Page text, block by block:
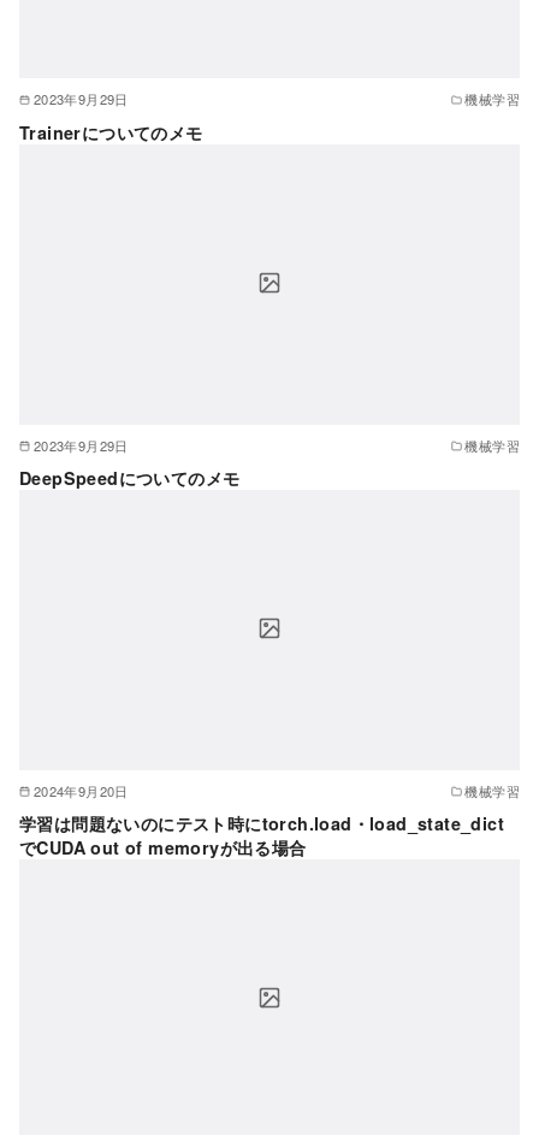
2023年9月29日 機械学習
Trainerについてのメモ
2023年9月29日 機械学習
DeepSpeedについてのメモ
2024年9月20日 機械学習
学習は問題ないのにテスト時にtorch.load・load_state_dict
でCUDA out of memoryが出る場合